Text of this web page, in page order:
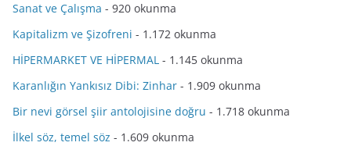
Sanat ve Çalışma - 920 okunma
Kapitalizm ve Şizofreni - 1.172 okunma
HİPERMARKET VE HİPERMAL - 1.145 okunma
Karanlığın Yankısız Dibi: Zinhar - 1.909 okunma
Bir nevi görsel şiir antolojisine doğru - 1.718 okunma
İlkel söz, temel söz - 1.609 okunma